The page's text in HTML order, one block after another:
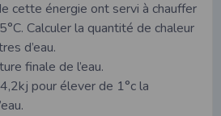
cette énergie ont servi à chauffer
Calculer la quantité de chaleur
d’eau.
finale de l’eau.
pour élever de 1°c la